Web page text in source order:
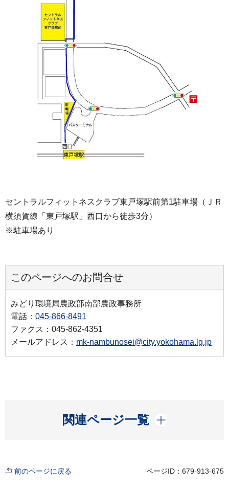
セントラルフィットネスクラブ東戸塚駅前第1駐車場（ＪＲ
横須賀線「東戸塚駅」西口から徒歩3分）
※駐車場あり
このページへのお問合せ
みどり環境局農政部南部農政事務所
電話： 045-866-8491
ファクス：045-862-4351
メールアドレス： mk-nambunosei@city.yokohama.lg.jp
関連ページ一覧
開く
前のページに戻る ページID：679-913-675